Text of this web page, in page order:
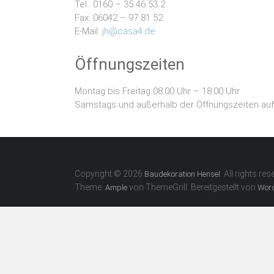
Tel.: 0160 – 35 46 53 2
Fax: 06042 – 97 81 52
E-Mail: jh@casa4.de
Öffnungszeiten
Montag bis Freitag 08:00 Uhr – 18:00 Uhr
Samstags und außerhalb der Öffnungszeiten
Copyright © 2026 Baudekoration Hensel
. All rights
Theme: Ample von ThemeGrill. Bereitgestellt von